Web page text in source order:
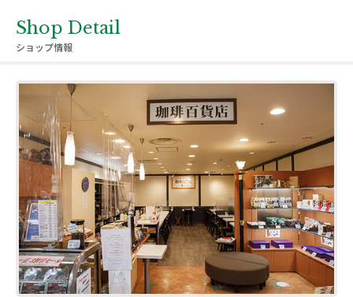
Shop Detail
ショップ情報